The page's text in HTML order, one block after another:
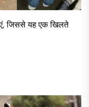
जिससे यह एक खिलते